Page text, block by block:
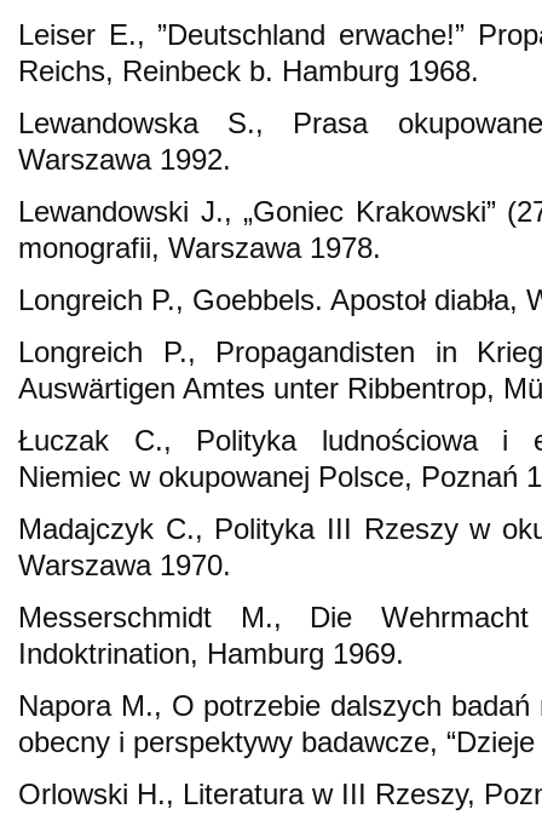
Leiser E., ”Deutschland erwache!”
Reichs, Reinbeck b. Hamburg 1968.
Lewandowska S., Prasa
Warszawa 1992.
Lewandowski J., „Goniec Krakowski”
monografii, Warszawa 1978.
Longreich P., Goebbels. Apostoł diabła,
Longreich P., Propagandisten in
Auswärtigen Amtes unter Ribbentrop,
Łuczak C., Polityka ludnościowa i
Niemiec w okupowanej Polsce, Poznań
Madajczyk C., Polityka III Rzeszy w
Warszawa 1970.
Messerschmidt M., Die
Indoktrination, Hamburg 1969.
Napora M., O potrzebie dalszych
obecny i perspektywy badawcze,
Orlowski H., Literatura w III Rzeszy,